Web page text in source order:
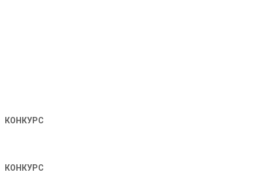
КОНКУРС
КОНКУРС